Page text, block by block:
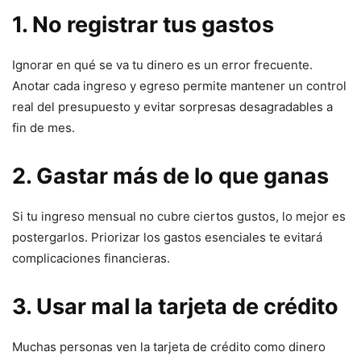
1. No registrar tus gastos
Ignorar en qué se va tu dinero es un error frecuente.
Anotar cada ingreso y egreso permite mantener un control
real del presupuesto y evitar sorpresas desagradables a
fin de mes.
2. Gastar más de lo que ganas
Si tu ingreso mensual no cubre ciertos gustos, lo mejor es
postergarlos. Priorizar los gastos esenciales te evitará
complicaciones financieras.
3. Usar mal la tarjeta de crédito
Muchas personas ven la tarjeta de crédito como dinero